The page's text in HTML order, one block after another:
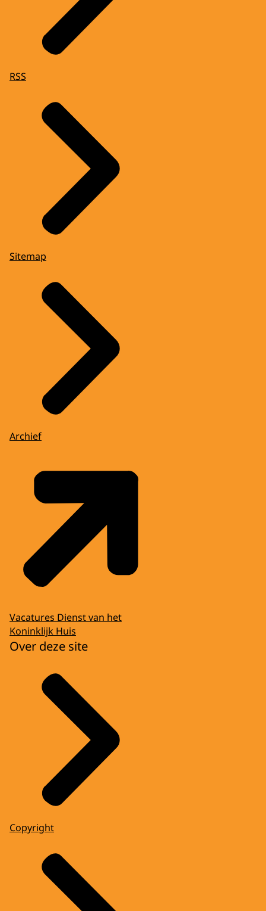
RSS
Sitemap
Archief
Vacatures Dienst van het
Koninklijk Huis
Over deze site
Copyright